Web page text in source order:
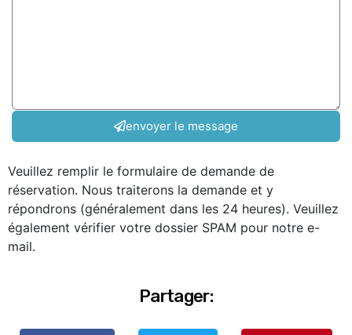
envoyer le message
Veuillez remplir le formulaire de demande de
réservation. Nous traiterons la demande et y
répondrons (généralement dans les 24 heures). Veuillez
également vérifier votre dossier SPAM pour notre e-
mail.
Partager: